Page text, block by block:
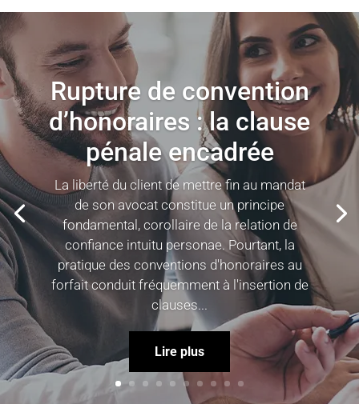
Rupture de convention
d’honoraires : la clause
pénale encadrée
La liberté du client de mettre fin au mandat
de son avocat constitue un principe
fondamental, corollaire de la relation de
confiance intuitu personae. Pourtant, la
pratique des conventions d'honoraires au
forfait conduit fréquemment à l'insertion de
clauses...
Lire plus